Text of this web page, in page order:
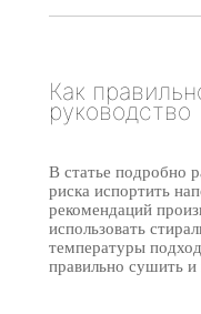
Как
руководство
В статье подробно
риска испортить
рекомендаций
использовать
температуры
правильно сушить и